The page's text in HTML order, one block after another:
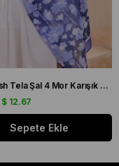
Belli Fresh Tela Şal 4 Mor Karışık Desen 49706
$ 12.67
Sepete Ekle